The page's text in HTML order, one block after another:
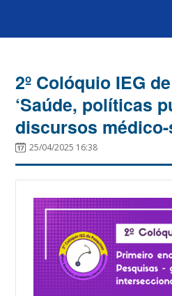
2º Colóquio IEG
‘Saúde, políticas
discursos médico-
25/04/2025 16:38